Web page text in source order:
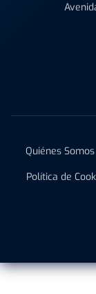
Quiénes Somos
Política de